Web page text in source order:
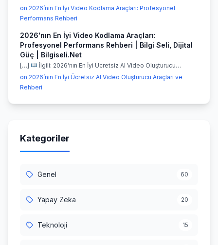
on 2026’nın En İyi Video Kodlama Araçları: Profesyonel
Performans Rehberi
2026'nın En İyi Video Kodlama Araçları:
Profesyonel Performans Rehberi | Bilgi Seli, Dijital
Güç | Bilgiseli.Net
[…]
İlgili: 2026’nın En İyi Ücretsiz AI Video Oluşturucu…
on 2026’nın En İyi Ücretsiz AI Video Oluşturucu Araçları ve
Rehberi
Kategoriler
Genel 60
Yapay Zeka 20
Teknoloji 15